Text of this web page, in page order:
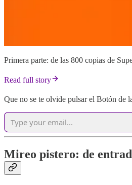
Primera parte: de las 800 copias de
Read full story
Que no se te olvide pulsar el Botón de
Mireo pistero: de